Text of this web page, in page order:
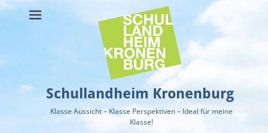
Schullandheim Kronenburg
Klasse Aussicht – Klasse Perspektiven – Ideal für meine
Klasse!